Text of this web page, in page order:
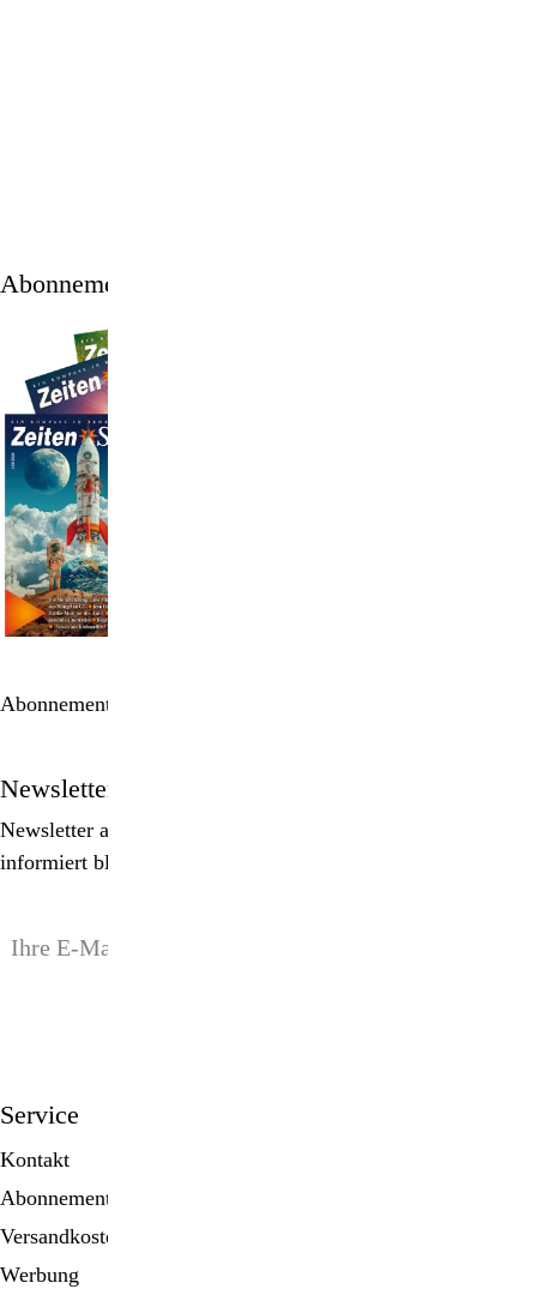
Abonnement
Abonnement bestellen
Newsletter
Newsletter abonnieren, Spezialangebote erhalten und
informiert bleiben!
Service
Kontakt
Abonnement
Versandkosten
Werbung